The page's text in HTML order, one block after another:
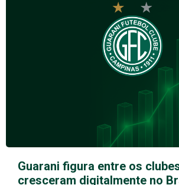
Guarani figura entre os
cresceram digitalmente no